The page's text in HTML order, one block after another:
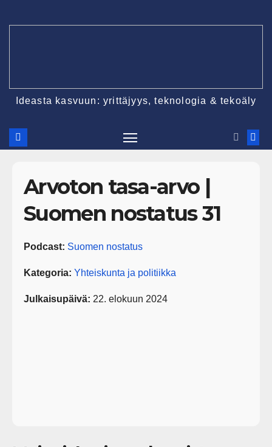
Ideasta kasvuun: yrittäjyys, teknologia & tekoäly
Arvoton tasa-arvo |
Suomen nostatus 31
Podcast: Suomen nostatus
Kategoria: Yhteiskunta ja politiikka
Julkaisupäivä: 22. elokuun 2024